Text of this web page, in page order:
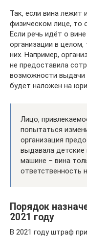
Так, если вина лежит
физическом лице, то
Если речь идёт о
организации в
них. Например,
не предоставила
возможности выдачи
будет наложен на
Лицо,
попытаться
организация
выдавала детские
машине – вина
ответственность
Порядок
2021 году
В 2021 году штраф